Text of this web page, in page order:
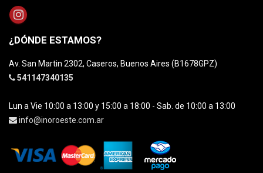
¿DÓNDE ESTAMOS?
Av. San Martin 2302, Caseros, Buenos Aires (B1678GPZ)
541147340135
Lun a Vie 10:00 a 13:00 y 15:00 a 18:00 - Sab. de 10:00 a 13:00
info@inoroeste.com.ar